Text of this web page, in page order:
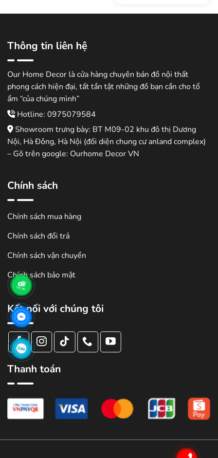
Thông tin liên hệ
Our Home Decor là cửa hàng chuyên bán đồ nội thất
phong cách hiện đại, tất tần tật những đồ bạn cần cho tổ
ẩm “của chúng mình”
Hotline: 0975079584
Showroom trưng bày: BT M09-02 khu đô thị Dương
Nội, Hà Đông, Hà Nội (đối diện chung cư anland complex)
– Gõ trên google: Ourhome Decor VN
Chính sách
Chính sách mua hàng
Chính sách đổi trả
Chính sách vận chuyển
Chính sách bảo mật
Kết nối với chúng tôi
Thanh toán